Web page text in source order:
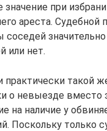
при
ареста. Судебной
или нет.
практически такой
о невыезде
на наличие у
Поскольку только